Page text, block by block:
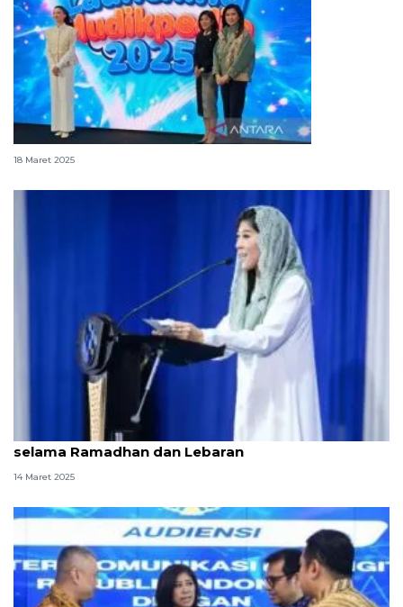
Kemkomdigi luncurkan Mudikpedia 2025
18 Maret 2025
Kemkomdigi pastikan layanan publik optimal
selama Ramadhan dan Lebaran
14 Maret 2025